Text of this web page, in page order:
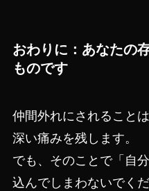
おわりに：あなたの
ものです
仲間外れにされること
深い痛みを残します。
でも、そのことで「自
込んでしまわないでくだ